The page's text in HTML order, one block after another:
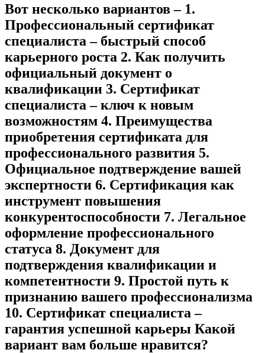
Вот несколько вариантов – 1.
Профессиональный сертификат
специалиста – быстрый способ
карьерного роста 2. Как получить
официальный документ о
квалификации 3. Сертификат
специалиста – ключ к новым
возможностям 4. Преимущества
приобретения сертификата для
профессионального развития 5.
Официальное подтверждение вашей
экспертности 6. Сертификация как
инструмент повышения
конкурентоспособности 7. Легальное
оформление профессионального
статуса 8. Документ для
подтверждения квалификации и
компетентности 9. Простой путь к
признанию вашего профессионализма
10. Сертификат специалиста –
гарантия успешной карьеры Какой
вариант вам больше нравится?